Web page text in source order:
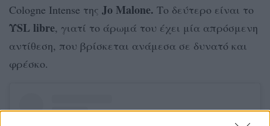
Cologne Intense της Jo Malone. Το δεύτερο είναι το
ΥSL libre, γιατί το άρωμά του έχει μία απρόσμενη
αντίθεση, που βρίσκεται ανάμεσα σε δυνατό και
φρέσκο.